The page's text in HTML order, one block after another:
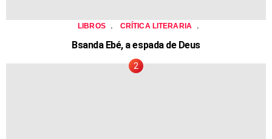
LIBROS , CRÍTICA LITERARIA ,
Bsanda Ebé, a espada de Deus